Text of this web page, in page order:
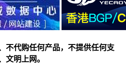
不代购任何产品，不提供任何支
文明上网。